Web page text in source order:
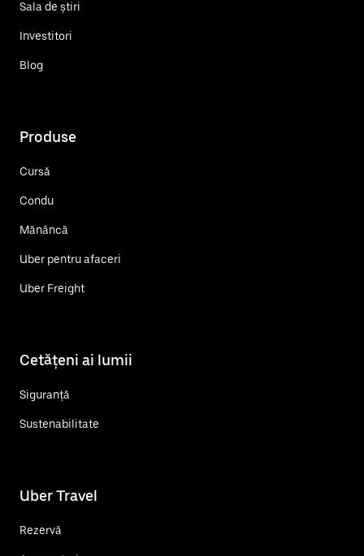
Sala de știri
Investitori
Blog
Produse
Cursă
Condu
Mănâncă
Uber pentru afaceri
Uber Freight
Cetățeni ai lumii
Siguranță
Sustenabilitate
Uber Travel
Rezervă